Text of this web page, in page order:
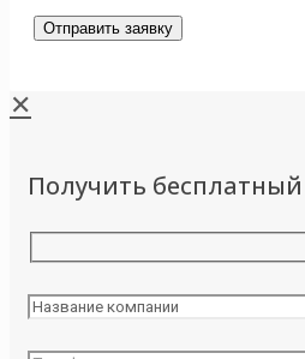
✕
Получить